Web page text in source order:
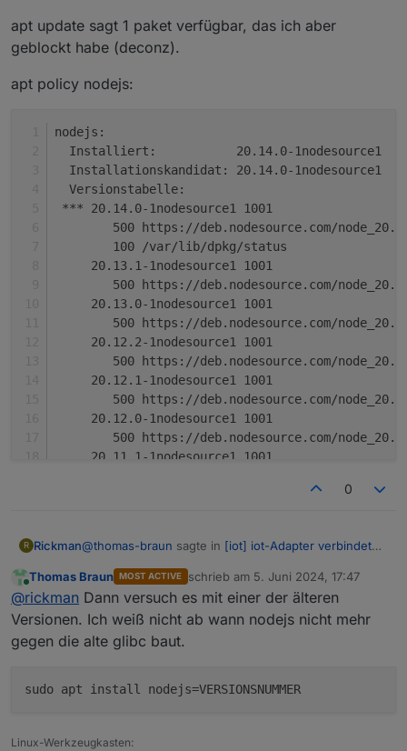
Du fährst da wider allen Empfehlungen ein
'never gechangtes Debian 10'. Auf dem alten,
nodejs nicht mehr.
sagt?
apt update sagt 1 paket verfügbar, das ich aber
geblockt habe (deconz).
apt policy nodejs:
nodejs:
  Installiert:           20.14.0-1nodesource1
  Installationskandidat: 20.14.0-1nodesource1
  Versionstabelle:
*** 20.14.0-1nodesource1 1001
500 https://deb.nodesource.com/
        100 /var/lib/dpkg/status
     20.13.1-1nodesource1 1001
500 https://deb.nodesource.com/
     20.13.0-1nodesource1 1001
500 https://deb.nodesource.com/
     20.12.2-1nodesource1 1001
500 https://deb.nodesource.com/
     20.12.1-1nodesource1 1001
500 https://deb.nodesource.com/
     20.12.0-1nodesource1 1001
500 https://deb.nodesource.com/
     20.11.1-1nodesource1 1001
500 https://deb.nodesource.com/
     20.9.0-1nodesource1 1001
500 https://deb.nodesource.com/
     20.8.1-1nodesource1 1001
500 https://deb.nodesource.com/
     20.8.0-1nodesource1 1001
     20.7.0-1nodesource1 1001
500 https://deb.nodesource.com/
0
R Rickman@thomas-braun sagte in [iot] iot-Adapter verbindet
sudo apt update
apt update sagt 1 paket verfügbar, das ich aber
Installationskandidat: 20.14.0-
Online
Thomas Braun MOST ACTIVE schrieb am 5. Juni 2024, 17:47
zuletzt editiert von
@rickman Dann versuch es mit einer der älteren
Versionen. Ich weiß nicht ab wann nodejs nicht mehr
gegen die alte glibc baut.
Linux-Werkzeugkasten: